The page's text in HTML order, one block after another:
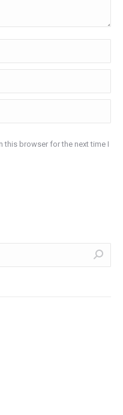
this browser for the next time I